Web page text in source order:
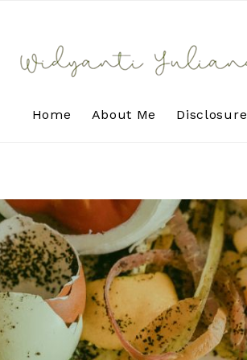
Home About Me Disclosure